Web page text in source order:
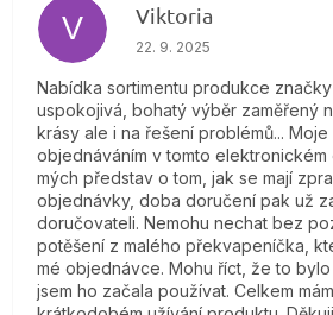
V Viktoria
Hodnotenie obchodu je
22. 9. 2025
Nabídka sortimentu produkce
uspokojivá, bohatý výběr zaměřený
krásy ale i na řešení problémů...
objednáváním v tomto
mých představ o tom, jak se mají
objednávky, doba doručení pak už
doručovateli. Nemohu nechat bez
potěšení z malého překvapeníčka,
mé objednávce. Mohu říct, že to
jsem ho začala používat. Celkem